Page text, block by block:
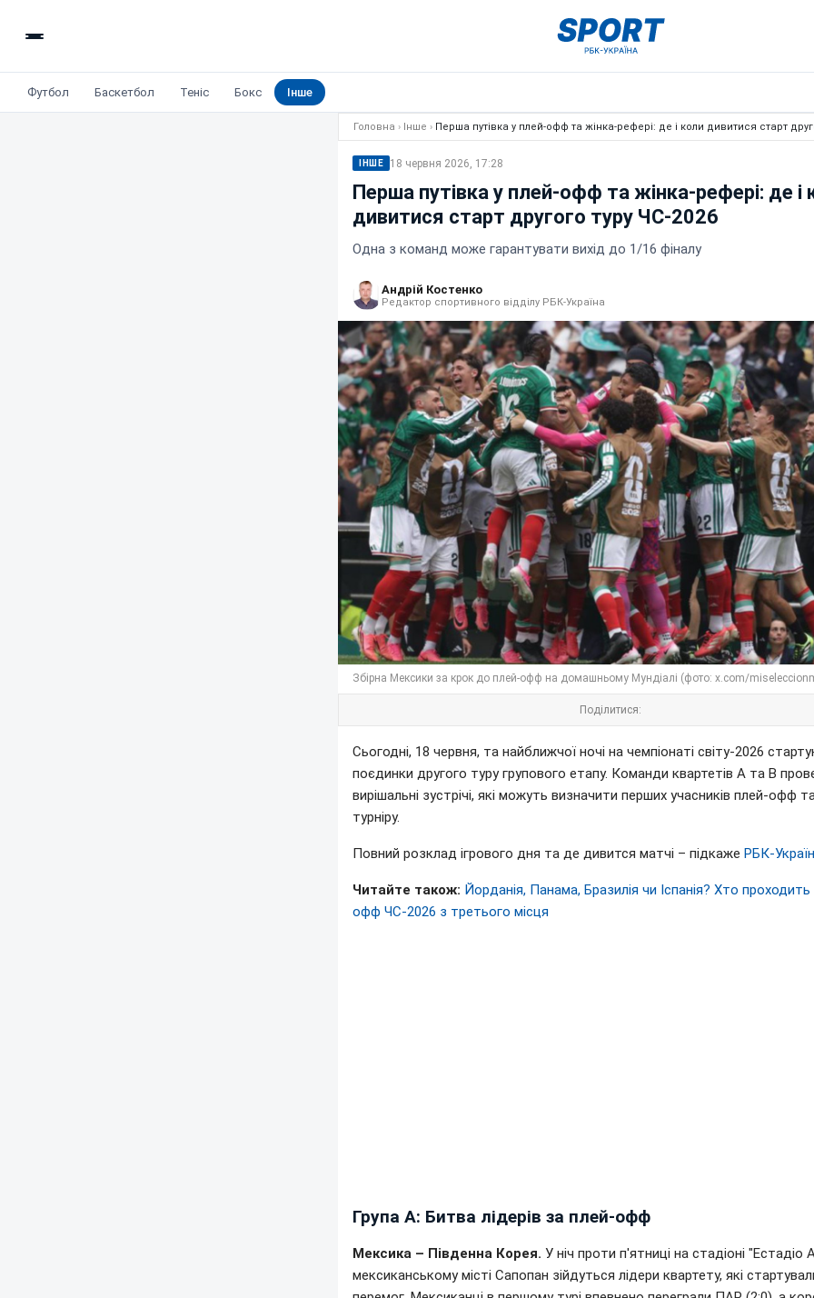
Футбол Баскетбол Теніс Бокс Інше
Головна › Інше › Перша путівка у плей-офф та жінка-рефері: де і коли дивитися старт
ІНШЕ 18 червня 2026, 17:28
Перша путівка у плей-офф та жінка-рефері: де і
дивитися старт другого туру ЧС-2026
Одна з команд може гарантувати вихід до 1/16 фіналу
Андрій Костенко
Редактор спортивного відділу РБК-Україна
Збірна Мексики за крок до плей-офф на домашньому Мундіалі (фото: x.com/
Поділитися:
Сьогодні, 18 червня, та найближчої ночі на чемпіонаті світу-2026
поєдинки другого туру групового етапу. Команди квартетів A та B
вирішальні зустрічі, які можуть визначити перших учасників плей-офф
турніру.
Повний розклад ігрового дня та де дивится матчі – підкаже РБК-
Читайте також: Йорданія, Панама, Бразилія чи Іспанія? Хто проходить
офф ЧС-2026 з третього місця
Група A: Битва лідерів за плей-офф
Мексика – Південна Корея. У ніч проти п'ятниці на стадіоні "Естадіо
мексиканському місті Сапопан зійдуться лідери квартету, які